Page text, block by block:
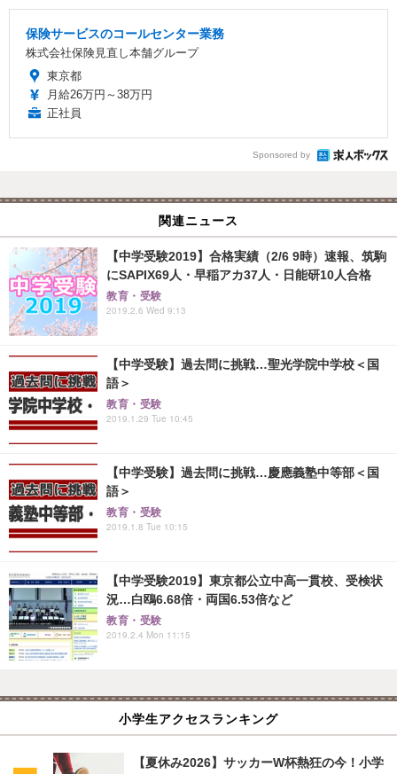
保険サービスのコールセンター業務
株式会社保険見直し本舗グループ
東京都
月給26万円～38万円
正社員
Sponsored by
関連ニュース
【中学受験2019】合格実績（2/6 9時）速報、筑駒
にSAPIX69人・早稲アカ37人・日能研10人合格
教育・受験
2019.2.6 Wed 9:13
【中学受験】過去問に挑戦…聖光学院中学校＜国
語＞
教育・受験
2019.1.29 Tue 10:45
【中学受験】過去問に挑戦…慶應義塾中等部＜国
語＞
教育・受験
2019.1.8 Tue 10:15
【中学受験2019】東京都公立中高一貫校、受検状
況…白鴎6.68倍・両国6.53倍など
教育・受験
2019.2.4 Mon 11:15
小学生アクセスランキング
【夏休み2026】サッカーW杯熱狂の今！小学